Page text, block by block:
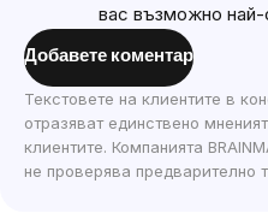
вас възможно най-
Добавете коментар
Текстовете на клиентите в
отразяват единствено
клиентите. Компанията
не проверява предварително